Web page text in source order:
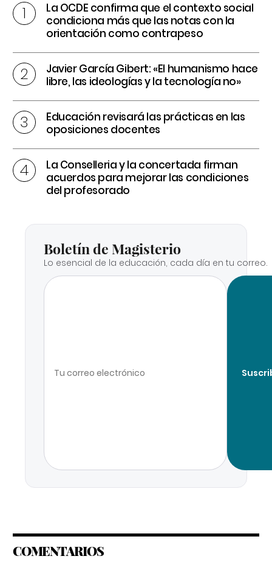
La OCDE confirma que el contexto social
condiciona más que las notas con la
orientación como contrapeso
Javier García Gibert: «El humanismo hace
libre, las ideologías y la tecnología no»
Educación revisará las prácticas en las
oposiciones docentes
La Conselleria y la concertada firman
acuerdos para mejorar las condiciones
del profesorado
Boletín de Magisterio
Lo esencial de la educación, cada día en tu correo.
COMENTARIOS